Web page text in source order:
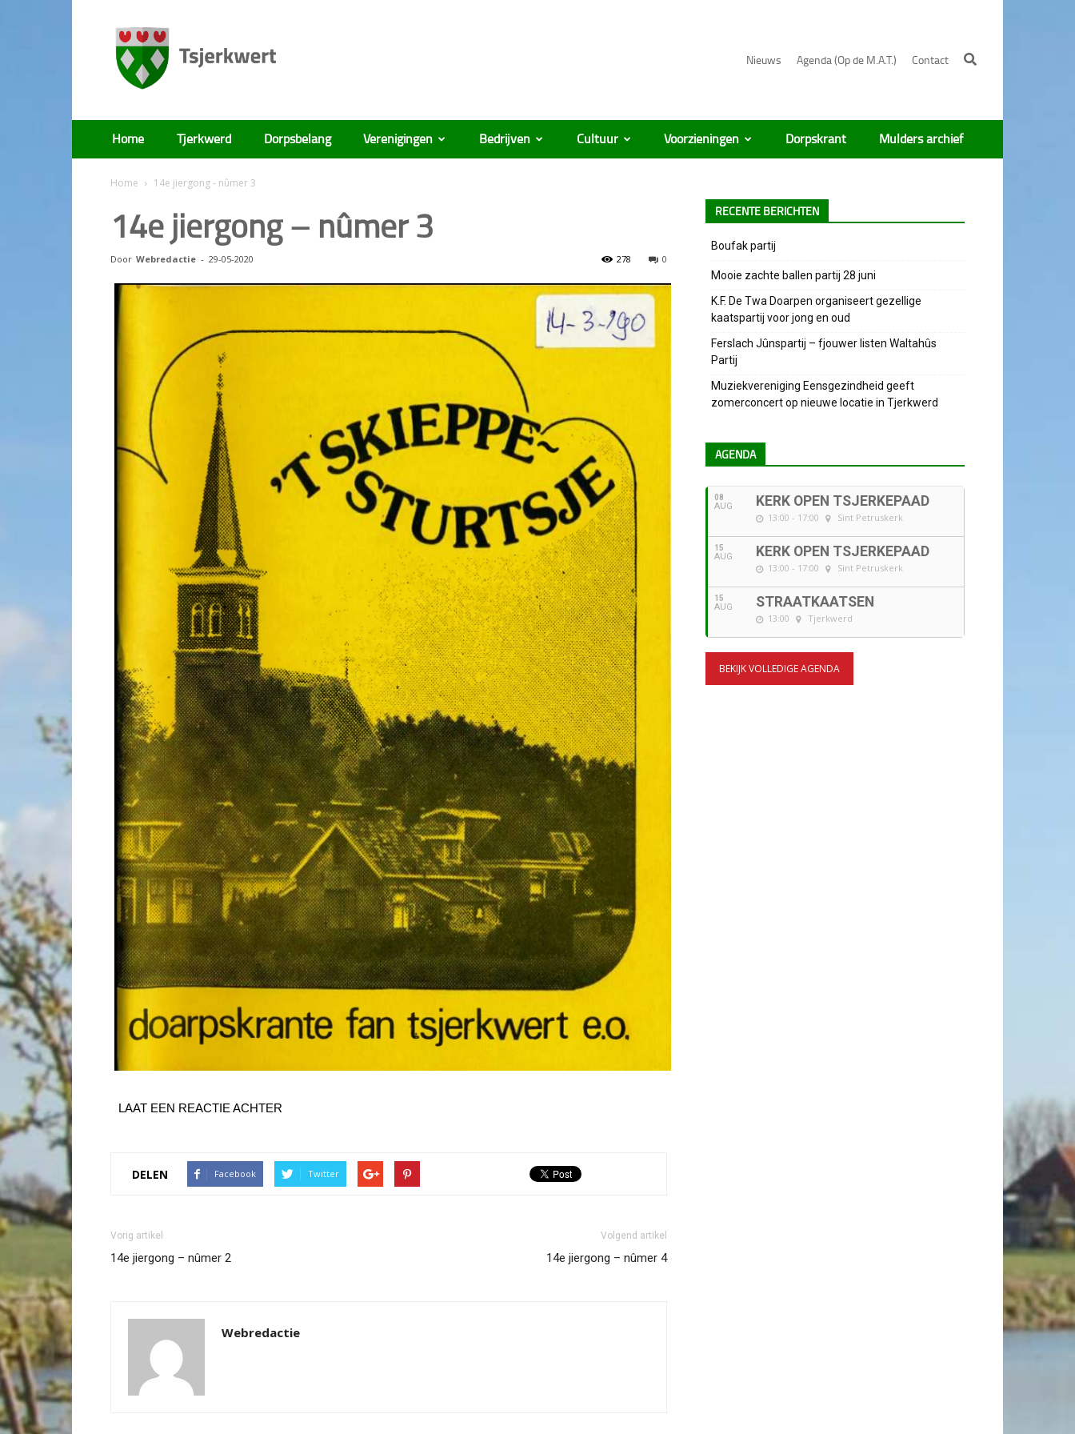
Nieuws Agenda (Op de M.A.T.) Contact
Tsjerkwert
Home Tjerkwerd Dorpsbelang Verenigingen Bedrijven Cultuur Voorzieningen Dorpskrant Mulders archief
Home 14e jiergong - nûmer 3
14e jiergong – nûmer 3
Door Webredactie - 29-05-2020 0
278
LAAT EEN REACTIE ACHTER
DELEN Facebook Twitter
Vorig artikel
14e jiergong – nûmer 2
Volgend artikel
14e jiergong – nûmer 4
Webredactie
RECENTE BERICHTEN
Boufak partij
Mooie zachte ballen partij 28 juni
K.F. De Twa Doarpen organiseert gezellige
kaatspartij voor jong en oud
Ferslach Jûnspartij – fjouwer listen Waltahûs
Partij
Muziekvereniging Eensgezindheid geeft
zomerconcert op nieuwe locatie in Tjerkwerd
AGENDA
08
AUG KERK OPEN TSJERKEPAAD
13:00 - 17:00 Sint Petruskerk
15
AUG KERK OPEN TSJERKEPAAD
13:00 - 17:00 Sint Petruskerk
15
AUG STRAATKAATSEN
13:00 Tjerkwerd
BEKIJK VOLLEDIGE AGENDA